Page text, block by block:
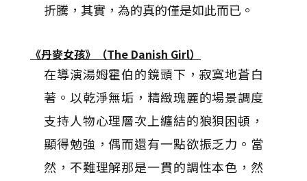
折騰，其實，為的真的僅是如此而已。
《丹麥女孩》（The Danish Girl）
在導演湯姆霍伯的鏡頭下，寂寞地蒼白
著。以乾淨無垢，精緻瑰麗的場景調度
支持人物心理層次上纏結的狼狽困頓，
顯得勉強，偶而還有一點欲振乏力。當
然，不難理解那是一貫的調性本色，然